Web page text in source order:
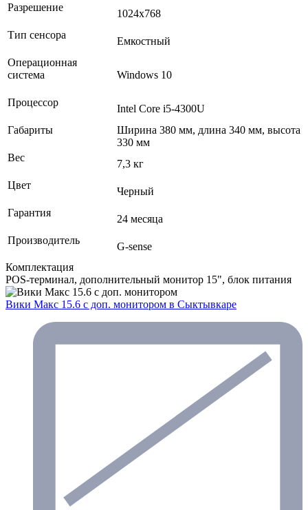
Разрешение
1024x768
Тип сенсора
Емкостный
Операционная
система
Windows 10
Процессор
Intel Core i5-4300U
Габариты
Ширина 380 мм, длина 340 мм, высота
330 мм
Вес
7,3 кг
Цвет
Черный
Гарантия
24 месяца
Производитель
G-sense
Комплектация
POS-терминал, дополнительный монитор 15", блок питания
Вики Макс 15.6 с доп. монитором в Сыктывкаре